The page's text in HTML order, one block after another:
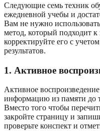
Следующие семь техник
ежедневной учебы и
Вам не нужно
метод, который подходит к
корректируйте его с
результатов.
1. Активное
Активное
информацию из памяти до
Вместо того чтобы
закройте страницу и
проверьте конспект и